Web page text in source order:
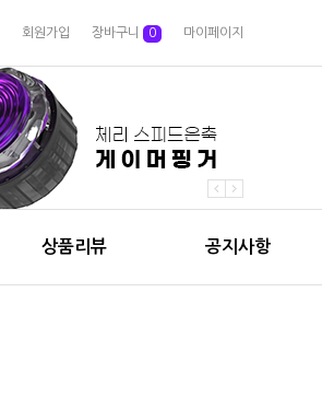
회원가입 장바구니 0 마이페이지
상품리뷰 공지사항